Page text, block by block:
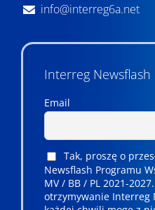
info@interreg6a.net
Interreg Newsflash
Email
Tak, proszę o
Newsflash Programu
MV / BB / PL 2021-
otrzymywanie Interreg